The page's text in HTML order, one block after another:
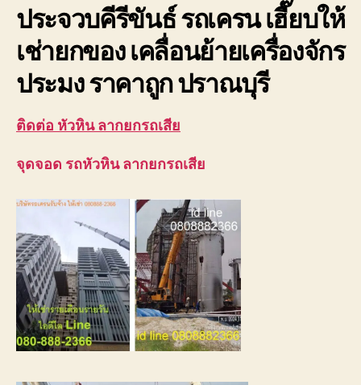
ประจวบคีรีขันธ์ รถเครน เฮี๊ยบให้
เช่ายกของ เคลื่อนย้ายเครื่องจักร
ประมง ราคาถูก ปราณบุรี
ติดต่อ หัวหิน ลากยกรถเสีย
จุดจอด รถหัวหิน ลากยกรถเสีย